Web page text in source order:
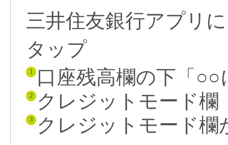
三井住友銀行アプリ
タップ
1 口座残高欄の下「○○
2 クレジットモード欄
3 クレジットモード欄